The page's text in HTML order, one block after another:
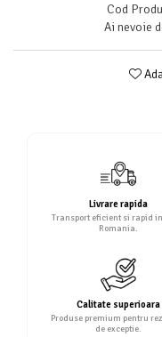
Cod
Ai nevoie
Livrare rapida
Transport eficient si rapid
Romania.
Calitate superioara
Produse premium pentru
de exceptie.